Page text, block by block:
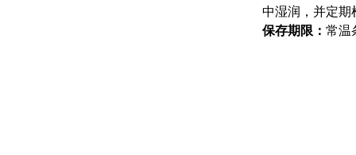
中湿润，并定期
保存期限： 常温